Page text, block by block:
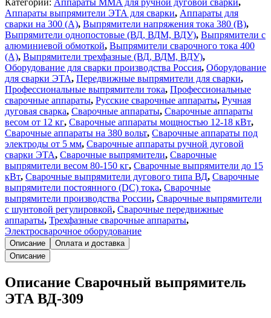
Категории: Аппараты MMA для ручной дуговой сварки,
Аппараты выпрямители ЭТА для сварки, Аппараты для
сварки на 300 (А), Выпрямители напряжения тока 380 (В),
Выпрямители однопостовые (ВД, ВДМ, ВДУ), Выпрямители с
алюминиевой обмоткой, Выпрямители сварочного тока 400
(А), Выпрямители трехфазные (ВД, ВДМ, ВДУ),
Оборудование для сварки производства Россия, Оборудование
для сварки ЭТА, Передвижные выпрямители для сварки,
Профессиональные выпрямители тока, Профессиональные
сварочные аппараты, Русские сварочные аппараты, Ручная
дуговая сварка, Сварочные аппараты, Сварочные аппараты
весом от 12 кг, Сварочные аппараты мощностью 12-18 кВт,
Сварочные аппараты на 380 вольт, Сварочные аппараты под
электроды от 5 мм, Сварочные аппараты ручной дуговой
сварки ЭТА, Сварочные выпрямители, Сварочные
выпрямители весом 80-150 кг, Сварочные выпрямители до 15
кВт, Сварочные выпрямители дугового типа ВД, Сварочные
выпрямители постоянного (DC) тока, Сварочные
выпрямители производства России, Сварочные выпрямители
с шунтовой регулировкой, Сварочные передвижные
аппараты, Трехфазные сварочные аппараты,
Электросварочное оборудование
Описание
Оплата и доставка
Описание
Описание Сварочный выпрямитель
ЭТА ВД-309